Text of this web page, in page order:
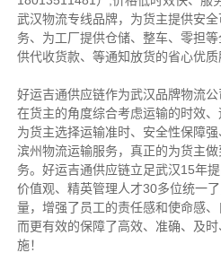
武汉物流专线品牌，为货主提供安
务、为工厂提供仓储、整车、零担
供代收货款、等通知放货的省心优质
好运吉通供应链作为武汉品牌物流
在货主的角度综合考虑运输的时效、
为货主选择运输准时、安全性保障
滨州物流运输服务，真正的为货主
务。好运吉通供应链立足武汉15年
价值观、精英管理人才30多位统一
量，增强了员工的责任感和使命感
而更有效的保障了高效、准确、及
施！